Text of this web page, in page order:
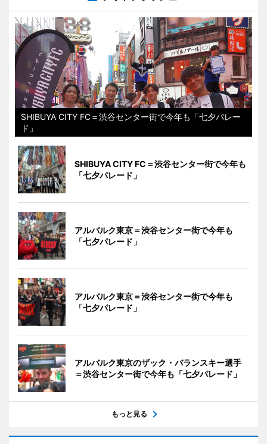
SHIBUYA CITY FC＝渋谷センター街で今年も「七夕パレー
ド」
SHIBUYA CITY FC＝渋谷センター街で今年も
「七夕パレード」
アルバルク東京＝渋谷センター街で今年も
「七夕パレード」
アルバルク東京＝渋谷センター街で今年も
「七夕パレード」
アルバルク東京のザック・バランスキー選手
＝渋谷センター街で今年も「七夕パレード」
もっと見る